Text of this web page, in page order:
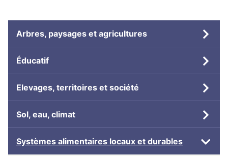
Arbres, paysages et agricultures
Éducatif
Elevages, territoires et société
Sol, eau, climat
Systèmes alimentaires locaux et durables